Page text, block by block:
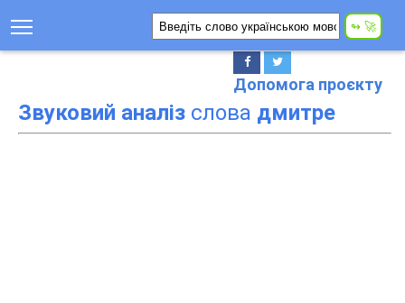
Допомога проєкту
Звуковий аналіз слова дмитре